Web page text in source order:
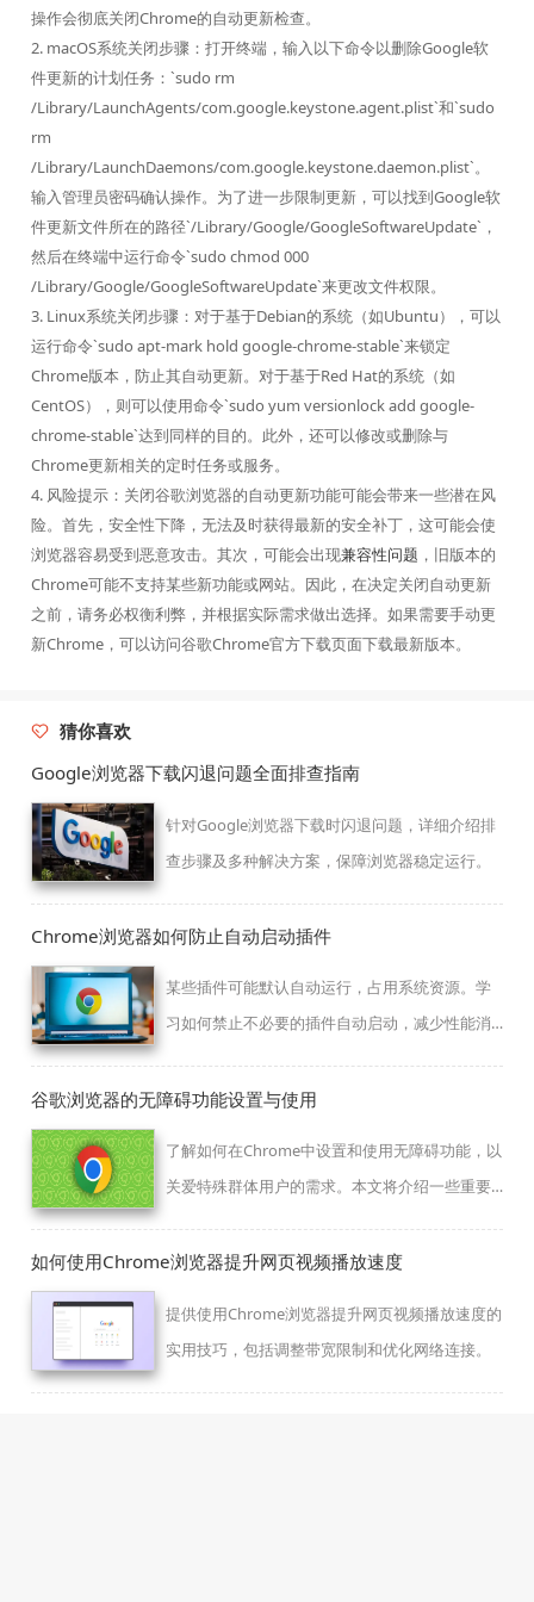
操作会彻底关闭Chrome的自动更新检查。
2. macOS系统关闭步骤：打开终端，输入以下命令以删除Google软
件更新的计划任务：`sudo rm
/Library/LaunchAgents/com.google.keystone.agent.plist`和`sudo
rm
/Library/LaunchDaemons/com.google.keystone.daemon.plist`。
输入管理员密码确认操作。为了进一步限制更新，可以找到Google软
件更新文件所在的路径`/Library/Google/GoogleSoftwareUpdate`，
然后在终端中运行命令`sudo chmod 000
/Library/Google/GoogleSoftwareUpdate`来更改文件权限。
3. Linux系统关闭步骤：对于基于Debian的系统（如Ubuntu），可以
运行命令`sudo apt-mark hold google-chrome-stable`来锁定
Chrome版本，防止其自动更新。对于基于Red Hat的系统（如
CentOS），则可以使用命令`sudo yum versionlock add google-
chrome-stable`达到同样的目的。此外，还可以修改或删除与
Chrome更新相关的定时任务或服务。
4. 风险提示：关闭谷歌浏览器的自动更新功能可能会带来一些潜在风
险。首先，安全性下降，无法及时获得最新的安全补丁，这可能会使
浏览器容易受到恶意攻击。其次，可能会出现兼容性问题 ，旧版本的
Chrome可能不支持某些新功能或网站。因此，在决定关闭自动更新
之前，请务必权衡利弊，并根据实际需求做出选择。如果需要手动更
新Chrome，可以访问谷歌Chrome官方下载页面下载最新版本。
猜你喜欢
Google浏览器下载闪退问题全面排查指南
针对Google浏览器下载时闪退问题，详细介绍排
查步骤及多种解决方案，保障浏览器稳定运行。
Chrome浏览器如何防止自动启动插件
某些插件可能默认自动运行，占用系统资源。学
习如何禁止不必要的插件自动启动，减少性能消
谷歌浏览器的无障碍功能设置与使用
了解如何在Chrome中设置和使用无障碍功能，以
关爱特殊群体用户的需求。本文将介绍一些重要
地使用互联网。
如何使用Chrome浏览器提升网页视频播放速度
提供使用Chrome浏览器提升网页视频播放速度的
实用技巧，包括调整带宽限制和优化网络连接。